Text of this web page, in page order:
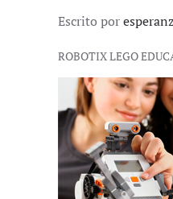
Escrito por
ROBOTIX LEGO